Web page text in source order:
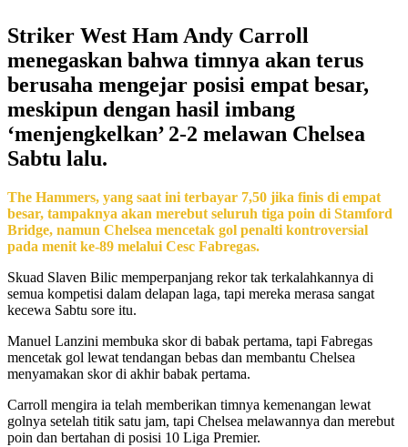
Striker West Ham Andy Carroll
menegaskan bahwa timnya akan terus
berusaha mengejar posisi empat besar,
meskipun dengan hasil imbang
‘menjengkelkan’ 2-2 melawan Chelsea
Sabtu lalu.
The Hammers, yang saat ini terbayar 7,50 jika finis di empat
besar, tampaknya akan merebut seluruh tiga poin di Stamford
Bridge, namun Chelsea mencetak gol penalti kontroversial
pada menit ke-89 melalui Cesc Fabregas.
Skuad Slaven Bilic memperpanjang rekor tak terkalahkannya di
semua kompetisi dalam delapan laga, tapi mereka merasa sangat
kecewa Sabtu sore itu.
Manuel Lanzini membuka skor di babak pertama, tapi Fabregas
mencetak gol lewat tendangan bebas dan membantu Chelsea
menyamakan skor di akhir babak pertama.
Carroll mengira ia telah memberikan timnya kemenangan lewat
golnya setelah titik satu jam, tapi Chelsea melawannya dan merebut
poin dan bertahan di posisi 10 Liga Premier.